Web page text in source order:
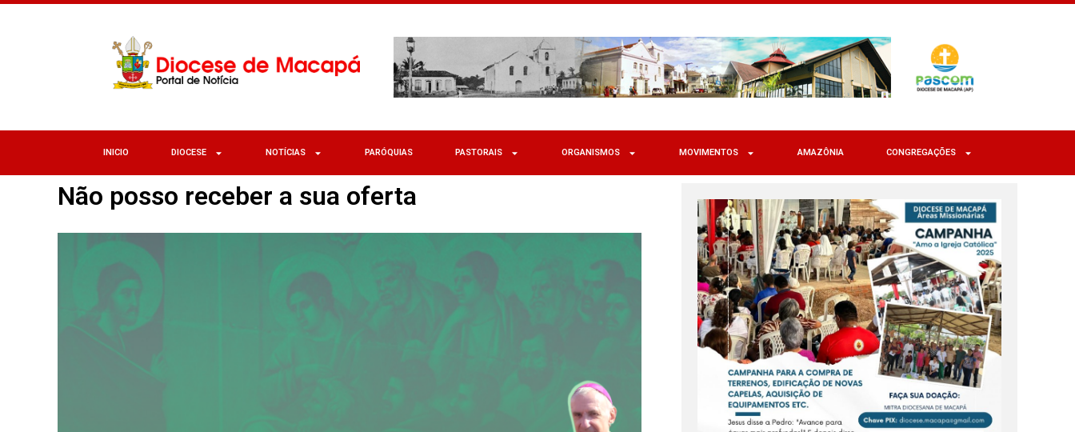
INICIO DIOCESE NOTÍCIAS PARÓQUIAS PASTORAIS ORGANISMOS MOVIMENTOS AMAZÔNIA CONGREGAÇÕES
Não posso receber a sua oferta